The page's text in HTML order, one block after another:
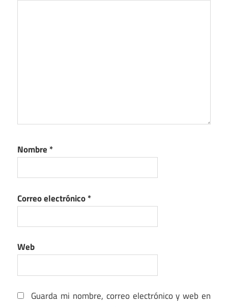
Nombre *
Correo electrónico*
Web
Guarda mi nombre, correo electrónico y web en